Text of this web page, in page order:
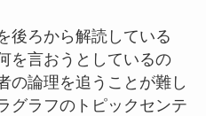
後ろから解読している
を言おうとしているの
の論理を追うことが難し
グラフのトピックセンテ